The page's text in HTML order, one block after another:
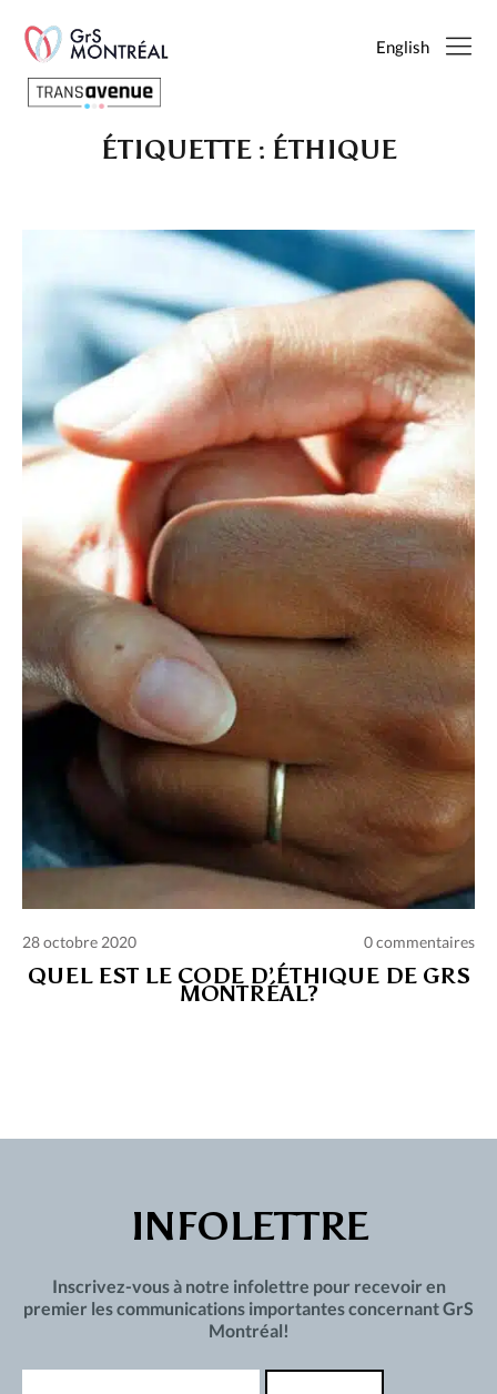
English
Français
English
SEARCH
PAGES
Charte des commentaires et publications
Conditions d’utilisation
Nous contacter
Politique de confidentialité
ÉTIQUETTE : ÉTHIQUE
28 octobre 2020 0 commentaires
QUEL EST LE CODE D’ÉTHIQUE DE GRS
MONTRÉAL?
INFOLETTRE
Inscrivez-vous à notre infolettre pour recevoir en
premier les communications importantes concernant GrS
Montréal!